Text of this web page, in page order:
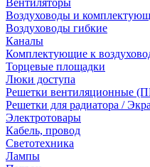
Вентиляторы
Воздуховоды и
Воздуховоды гибкие
Каналы
Комплектующие к
Торцевые площадки
Люки доступа
Решетки вентиляционные
Решетки для радиатора /
Электротовары
Кабель, провод
Светотехника
Лампы